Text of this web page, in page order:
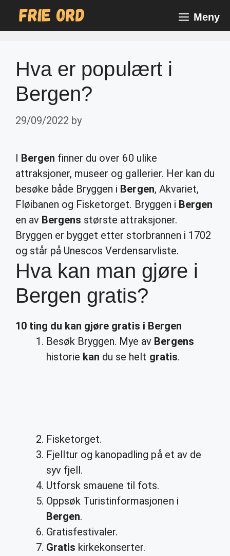
Meny
Hva er populært i
Bergen?
29/09/2022 by
I Bergen finner du over 60 ulike
attraksjoner, museer og gallerier. Her kan du
besøke både Bryggen i Bergen, Akvariet,
Fløibanen og Fisketorget. Bryggen i Bergen
en av Bergens største attraksjoner.
Bryggen er bygget etter storbrannen i 1702
og står på Unescos Verdensarvliste.
Hva kan man gjøre i
Bergen gratis?
10 ting du kan gjøre gratis i Bergen
Besøk Bryggen. Mye av Bergens
historie kan du se helt gratis.
Fisketorget.
Fjelltur og kanopadling på et av de
syv fjell.
Utforsk smauene til fots.
Oppsøk Turistinformasjonen i
Bergen.
Gratisfestivaler.
Gratis kirkekonserter.